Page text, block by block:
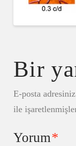
Bir
E-posta
ile
Yorum*